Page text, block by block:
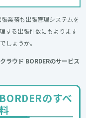
業務も出張管理システムを
する出張件数にもよります
しょうか。
ラウド BORDERのサービス
のすべ